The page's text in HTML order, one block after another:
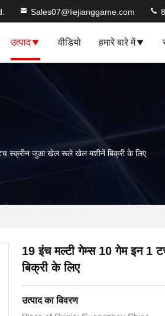
Sales07@liejianggame.com
उत्पाद वीडियो हमारे बारे में
स्क्रीन जुआ खेल रूले खेल मशीनें बिक्री के लिए
19 इंच मल्टी गेम्स 10 गेम इन
बिक्री के लिए
उत्पाद का विवरण